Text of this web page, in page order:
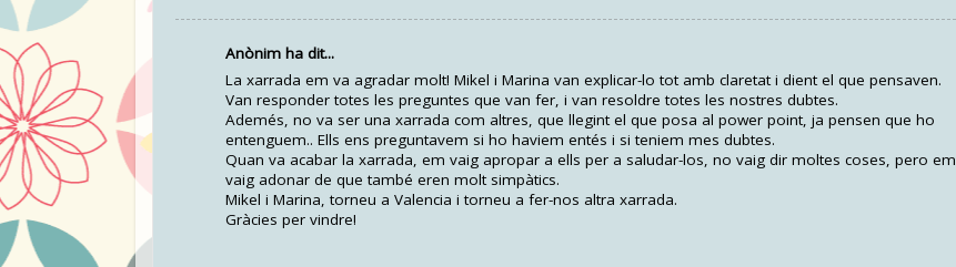
Anònim ha dit...
La xarrada em va agradar molt! Mikel i Marina van explicar-lo tot amb claretat i dient el que pensaven.
Van responder totes les preguntes que van fer, i van resoldre totes les nostres dubtes.
Ademés, no va ser una xarrada com altres, que llegint el que posa al power point, ja pensen que ho
entenguem.. Ells ens preguntavem si ho haviem entés i si teniem mes dubtes.
Quan va acabar la xarrada, em vaig apropar a ells per a saludar-los, no vaig dir moltes coses, pero em
vaig adonar de que també eren molt simpàtics.
Mikel i Marina, torneu a Valencia i torneu a fer-nos altra xarrada.
Gràcies per vindre!